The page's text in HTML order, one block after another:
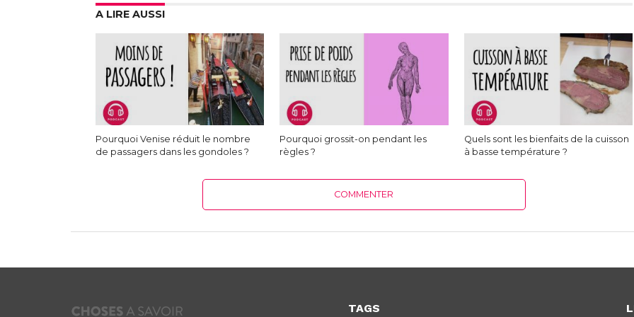
A LIRE AUSSI
Pourquoi Venise réduit le nombre
de passagers dans les gondoles ?
Pourquoi grossit-on pendant les
règles ?
Quels sont les bienfaits de la cuisson
à basse température ?
COMMENTER
TAGS